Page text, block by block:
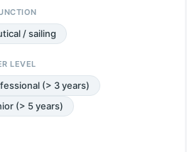
/ sailing
LEVEL
(> 3 years)
(> 5 years)